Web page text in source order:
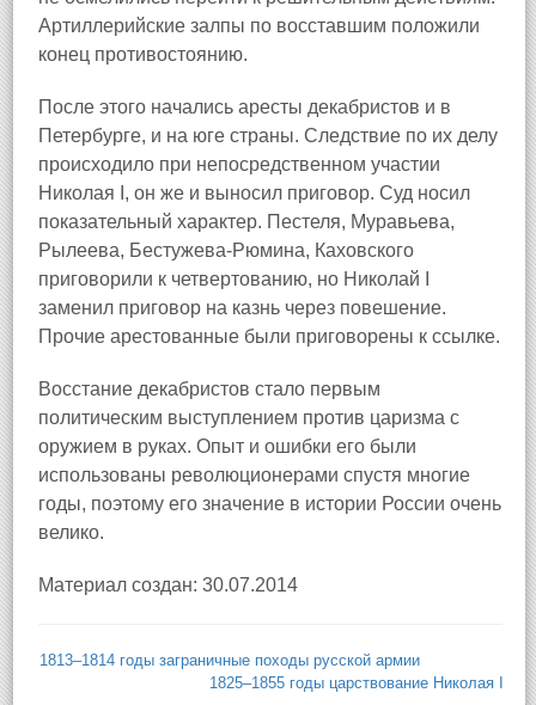
Артиллерийские залпы по восставшим положили
конец противостоянию.
После этого начались аресты декабристов и в
Петербурге, и на юге страны. Следствие по их делу
происходило при непосредственном участии
Николая I, он же и выносил приговор. Суд носил
показательный характер. Пестеля, Муравьева,
Рылеева, Бестужева-Рюмина, Каховского
приговорили к четвертованию, но Николай I
заменил приговор на казнь через повешение.
Прочие арестованные были приговорены к ссылке.
Восстание декабристов стало первым
политическим выступлением против царизма с
оружием в руках. Опыт и ошибки его были
использованы революционерами спустя многие
годы, поэтому его значение в истории России очень
велико.
Материал создан: 30.07.2014
1813–1814 годы заграничные походы русской армии
1825–1855 годы царствование Николая I